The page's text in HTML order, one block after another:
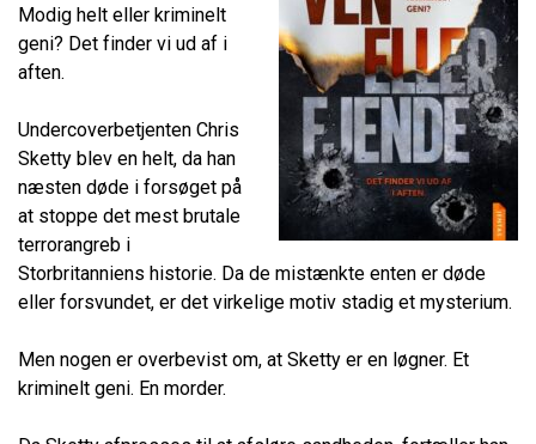
Modig helt eller kriminelt
geni? Det finder vi ud af i
aften.
Undercoverbetjenten Chris
Sketty blev en helt, da han
næsten døde i forsøget på
at stoppe det mest brutale
terrorangreb i
Storbritanniens historie. Da de mistænkte enten er døde
eller forsvundet, er det virkelige motiv stadig et mysterium.
Men nogen er overbevist om, at Sketty er en løgner. Et
kriminelt geni. En morder.